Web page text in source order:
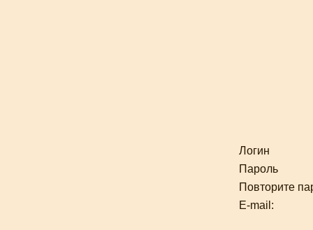
Логин
Пароль
Повторите
E-mail :